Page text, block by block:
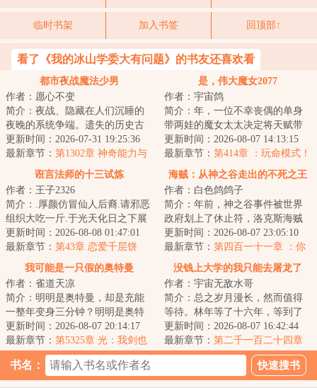
临时书架 加入书签 回顶部↑
看了《我的冰山学委大有问题》的书友还喜欢看
都市夜战魔法少男
作者：愿心不变
简介：夜战、隐藏在人们沉睡的
夜晚的系统争端。遗失的历史古
物、未来的科技遗产、各国的纷
争让步、光怪陆...
更新时间：2026-07-31 19:25:36
最新章节： 第1302章 神奇能力与
意料外的身影（下）
是，伟大魔女2077
作者：宇宙鸽
简介：年，一位不幸丧偶的单身
带两娃的魔女太太决定将天赋带
到魔女的主场……...
更新时间：2026-08-07 14:13:15
最新章节： 第414章 ：玩命模式！
诳言法师的十三试炼
作者：王子2326
简介：.厚颜仿冒仙人后裔.请邪恶
组织大吃一斤.于光天化日之下展
露神性.以一己之力喝倒整个学校.
窃取魔法...
更新时间：2026-08-08 01:47:01
最新章节： 第43章 恋爱千层饼
海贼：从神之谷走出的不死之王
作者：白色鸽鸽子
简介：年前，神之谷事件被世界
政府划上了休止符，洛克斯海贼
团在此刻落下帷幕。然而高高在
上的天龙人并没...
更新时间：2026-08-07 23:05:10
最新章节： 第四百一十一章 ：你
真的不是来砸场子的吗？
我可能是一只假的奥特曼
作者：雀道天凉
简介：明明是奥特曼，却是充能
一整年变身三分钟？明明是奥特
曼，却成了口袋妖怪训练家？明
明是奥特曼，却...
更新时间：2026-08-07 20:14:17
最新章节： 第5325章 光：我剑也
未尝不利！
没钱上大学的我只能去屠龙了
作者：宇宙无敌水哥
简介：总之岁月漫长，然而值得
等待。林年等了十六年，等到了
卡塞尔之门的召唤，等来荒诞无
稽、热血放纵的...
更新时间：2026-08-07 16:42:44
最新章节： 第二千一百二十四章
：再重逢
书名：